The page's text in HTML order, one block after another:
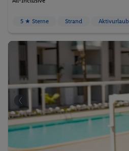
5 ★ Sterne Strand Aktivurlaub